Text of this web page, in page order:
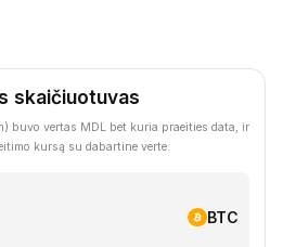
skaičiuotuvas
buvo vertas MDL bet kuria praeities data, ir
kursą su dabartine verte.
BTC